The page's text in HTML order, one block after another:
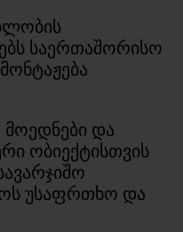
საერთაშორისო
მოედნები და
ობიექტისთვის
უსაფრთხო და